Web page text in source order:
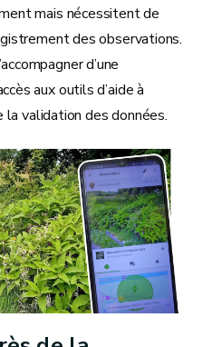
mais nécessitent de
des observations.
d’une
aux outils d’aide à
validation des données.